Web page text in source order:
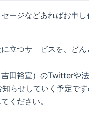
ージなどあればお申し
立つサービスを、どん
田裕宣）のTwitterや
らせしていく予定で
ください。